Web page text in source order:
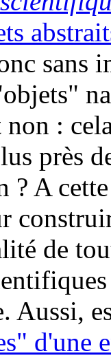
sans
non :
près
? A
de
Aussi,
d'une